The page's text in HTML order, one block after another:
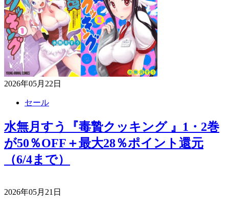
2026年05月22日
セール
水無月すう『毒贄クッキング 』1・2巻
が50％OFF＋最大28％ポイント還元
（6/4まで）
2026年05月21日